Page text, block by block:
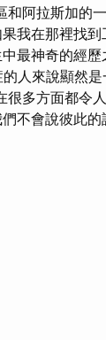
阿拉斯加的
我在那裡找
最神奇的經
人來說顯然是
多方面都令
不會說彼此